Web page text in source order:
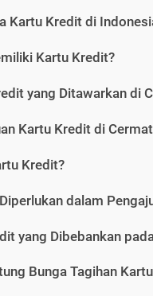
Kartu Kredit di
Kartu Kredit?
yang Ditawarkan di
Kartu Kredit di
Kredit?
dalam
yang Dibebankan
Bunga Tagihan